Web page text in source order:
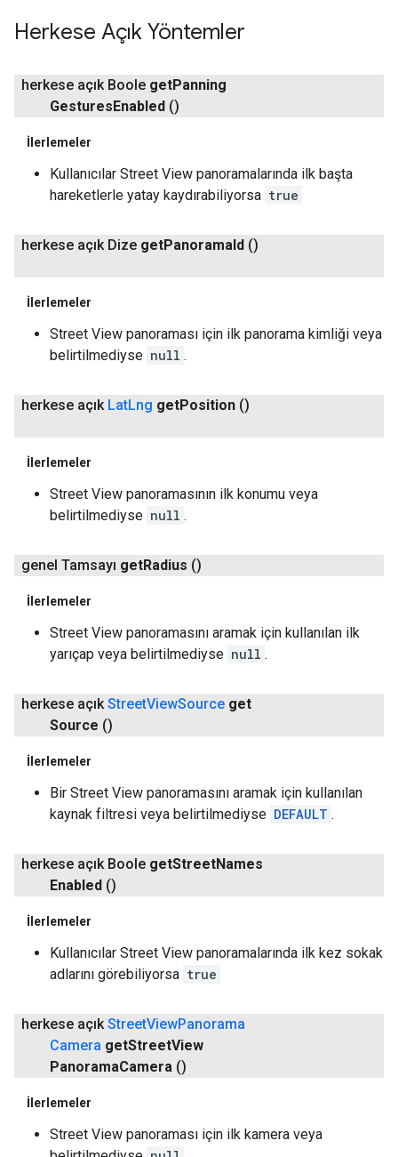
Herkese Açık Yöntemler
herkese açık Boole getPanning
GesturesEnabled ()
İlerlemeler
Kullanıcılar Street View panoramalarında ilk başta
hareketlerle yatay kaydırabiliyorsa true
herkese açık Dize getPanoramaId ()
İlerlemeler
Street View panoraması için ilk panorama kimliği veya
belirtilmediyse null .
herkese açık LatLng getPosition ()
İlerlemeler
Street View panoramasının ilk konumu veya
belirtilmediyse null .
genel Tamsayı getRadius ()
İlerlemeler
Street View panoramasını aramak için kullanılan ilk
yarıçap veya belirtilmediyse null .
herkese açıkStreetViewSource get
Source ()
İlerlemeler
Bir Street View panoramasını aramak için kullanılan
kaynak filtresi veya belirtilmediyse DEFAULT .
herkese açık Boole getStreetNames
Enabled ()
İlerlemeler
Kullanıcılar Street View panoramalarında ilk kez sokak
adlarını görebiliyorsa true
herkese açıkStreetViewPanorama
Camera getStreetView
PanoramaCamera ()
İlerlemeler
Street View panoraması için ilk kamera veya